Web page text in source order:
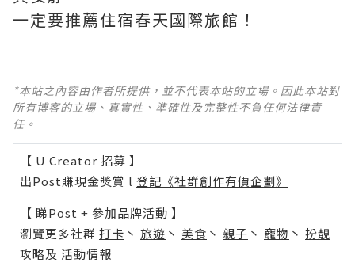
一定要推薦住宿春天國際旅館！
*本站之內容由作者所提供，並不代表本站的立場。因此本站對
所有博客的立場、真實性、準確性及完整性不負任何法律責
任。
【 U Creator 招募 】
出Post賺現金獎賞 l 登記《社群創作有價企劃》
【 睇Post + 參加品牌活動 】
瀏覽更多社群 打卡 丶 旅遊 丶 美食 丶 親子 丶 寵物 丶 扮靚
攻略及 活動情報